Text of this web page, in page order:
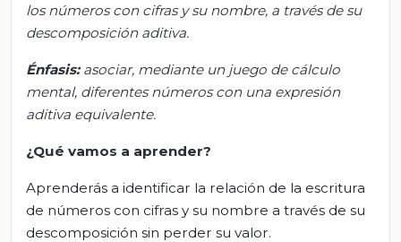
los números con cifras y su nombre, a través de su
descomposición aditiva.
Énfasis:asociar, mediante un juego de cálculo
mental, diferentes números con una expresión
aditiva equivalente.
¿Qué vamos a aprender?
Aprenderás a identificar la relación de la escritura
de números con cifras y su nombre a través de su
descomposición sin perder su valor.